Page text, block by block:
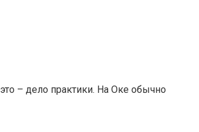
– дело практики. На Оке обычно